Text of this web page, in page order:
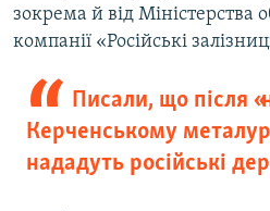
зокрема й від Міністерства
компанії «Російські
Писали, що після
Керченському
нададуть російські